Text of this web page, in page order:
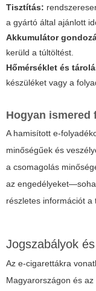
Tisztítás:
a gyártó által ajánlott
Akkumulátor
kerüld a túltöltést.
Hőmérséklet és
készüléket vagy a
Hogyan ismered
A hamisított e-
minőségűek és
a csomagolás
az
részletes információt a
Jogszabályok
Az e-cigarettákra
Magyarországon és